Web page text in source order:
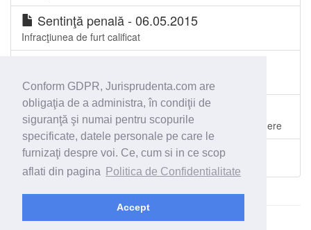
Conform GDPR, Jurisprudenta.com are
obligaţia de a administra, în condiţii de
siguranţă şi numai pentru scopurile
specificate, datele personale pe care le
furnizaţi despre voi. Ce, cum si in ce scop
aflati din pagina
Politica de Confidentialitate
Accept
Sentinţă penală - 06.05.2015
Infracţiunea de furt calificat
Infracţiunea de ultraj
Sentinţă penală - 10.02.2015
Infracţiunile de furt calificat, tentativă de evadare,distrugere
Toate spetele Judecătoria Suceava